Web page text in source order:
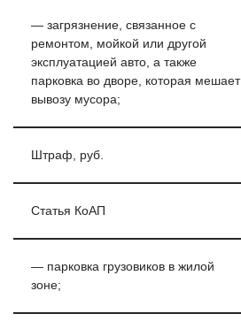
— загрязнение, связанное с
ремонтом, мойкой или другой
эксплуатацией авто, а также
парковка во дворе, которая мешает
вывозу мусора;
Штраф, руб.
Статья КоАП
— парковка грузовиков в жилой
зоне;